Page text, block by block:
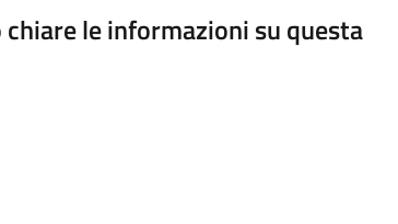
chiare le informazioni su questa